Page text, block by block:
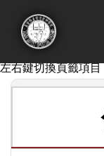
**無障礙設計，
左右鍵切換頁籤項目